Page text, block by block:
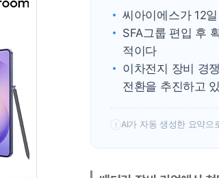
씨아이에스가 12
SFA그룹 편입 후
적이다
이차전지 장비 경
전환을 추진하고
! AI가 자동 생성한 요약으